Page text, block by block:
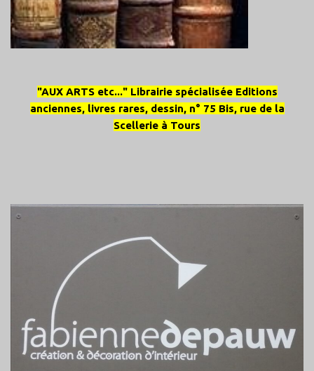
"AUX ARTS etc..." Librairie spécialisée Editions
anciennes, livres rares, dessin, n° 75 Bis, rue de la
Scellerie à Tours